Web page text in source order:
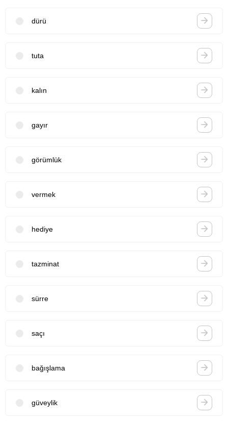
dürü
tuta
kalın
gayır
görümlük
vermek
hediye
tazminat
sürre
saçı
bağışlama
güveylik